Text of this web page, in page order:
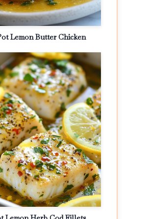
Lemon Butter Chicken